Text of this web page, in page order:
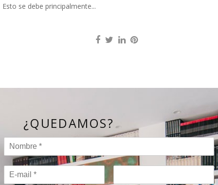
Esto se debe principalmente...
¿QUEDAMOS?